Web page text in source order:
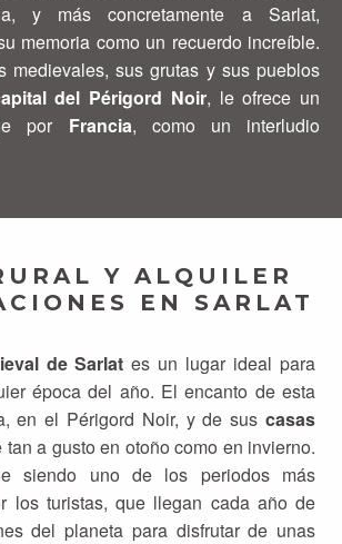
y más concretamente a Sarlat,
memoria como un recuerdo increíble.
medievales, sus grutas y sus pueblos
del Périgord Noir, le ofrece un
por Francia, como un interludio
Y ALQUILER
EN SARLAT
de Sarlat es un lugar ideal para
época del año. El encanto de esta
en el Périgord Noir, y de sus casas
tan a gusto en otoño como en invierno.
siendo uno de los periodos más
los turistas, que llegan cada año de
del planeta para disfrutar de unas